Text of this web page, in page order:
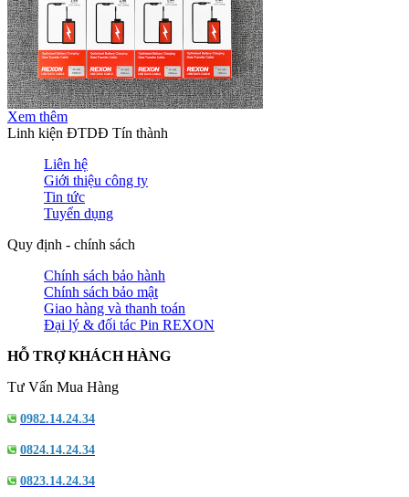
Xem thêm
Linh kiện ĐTDĐ Tín thành
Liên hệ
Giới thiệu công ty
Tin tức
Tuyển dụng
Quy định - chính sách
Chính sách bảo hành
Chính sách bảo mật
Giao hàng và thanh toán
Đại lý & đối tác Pin REXON
HỖ TRỢ KHÁCH HÀNG
Tư Vấn Mua Hàng
0982.14.24.34
0824.14.24.34
0823.14.24.34